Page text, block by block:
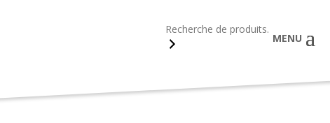
Recherche
MENU
Stylos et rollers Stylos personnalisés